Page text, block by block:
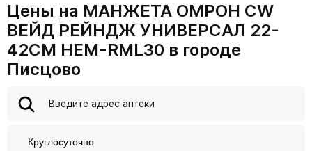
Цены на МАНЖЕТА ОМРОН CW
ВЕЙД РЕЙНДЖ УНИВЕРСАЛ 22-
42СМ HEM-RML30 в городе
Писцово
Круглосуточно